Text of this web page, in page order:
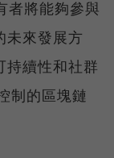
者將能夠參與
來發展方
續性和社群
制的區塊鏈